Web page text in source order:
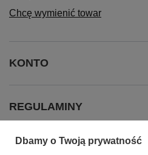
Chcę wymienić towar
KONTO
REGULAMINY
Dbamy o Twoją prywatność